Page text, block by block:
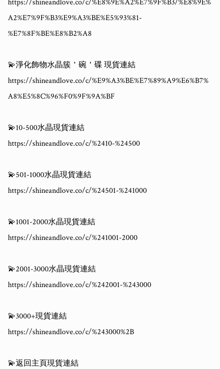
https://shineandlove.co/c/%E8%9E%A2%E7%9F%B3/%E8%9E%
A2%E7%9F%B3%E9%A3%BE%E5%93%81-
%E7%8F%BE%E8%B2%A8
💫淨化飾物水晶簇＇碗＇碟 現貨連結
https://shineandlove.co/c/%E9%A3%BE%E7%89%A9%E6%B7%
A8%E5%8C%96%F0%9F%9A%BF
💫10-500水晶現貨連結
https://shineandlove.co/c/%2410-%24500
💫501-1000水晶現貨連結
https://shineandlove.co/c/%24501-%241000
💫1001-2000水晶現貨連結
https://shineandlove.co/c/%241001-2000
💫2001-3000水晶現貨連結
https://shineandlove.co/c/%242001-%243000
💫3000+現貨連結
https://shineandlove.co/c/%243000%2B
💫返回主頁現貨連結